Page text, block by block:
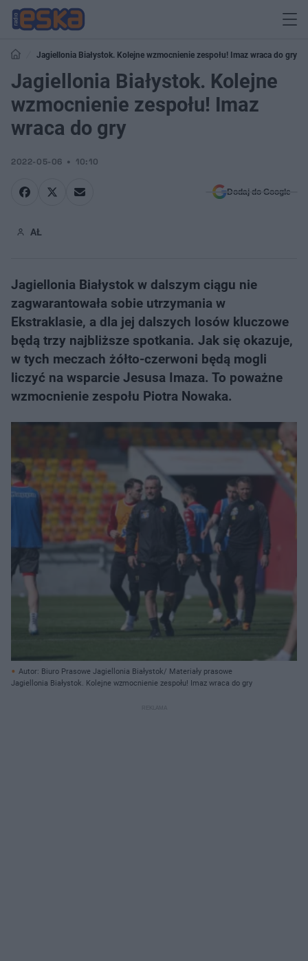
Jagiellonia Białystok. Kolejne wzmocnienie zespołu! Imaz wraca do gry
Jagiellonia Białystok. Kolejne
wzmocnienie zespołu! Imaz
wraca do gry
2022-05-06 10:10
Dodaj do Google
AŁ
Jagiellonia Białystok w dalszym ciągu nie
zagwarantowała sobie utrzymania w
Ekstraklasie, a dla jej dalszych losów kluczowe
będą trzy najbliższe spotkania. Jak się okazuje,
w tych meczach żółto-czerwoni będą mogli
liczyć na wsparcie Jesusa Imaza. To poważne
wzmocnienie zespołu Piotra Nowaka.
Autor: Biuro Prasowe Jagiellonia Białystok/ Materiały prasowe
Jagiellonia Białystok. Kolejne wzmocnienie zespołu! Imaz wraca do gry